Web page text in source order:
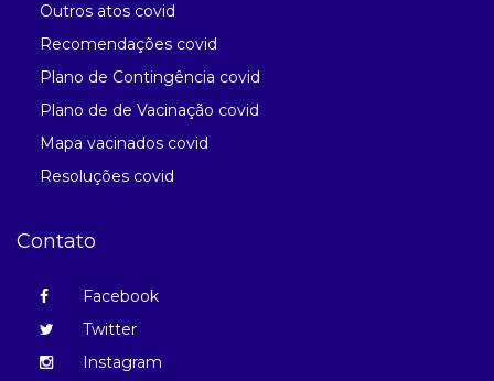
Outros atos covid
Recomendações covid
Plano de Contingência covid
Plano de de Vacinação covid
Mapa vacinados covid
Resoluções covid
Contato
Facebook
Twitter
Instagram